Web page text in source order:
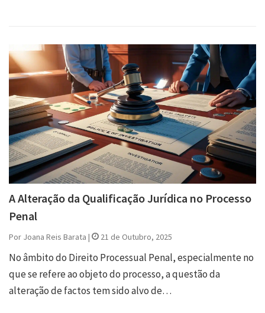
A Alteração da Qualificação Jurídica no Processo
Penal
Por Joana Reis Barata | 21 de Outubro, 2025
No âmbito do Direito Processual Penal, especialmente no
que se refere ao objeto do processo, a questão da
alteração de factos tem sido alvo de…